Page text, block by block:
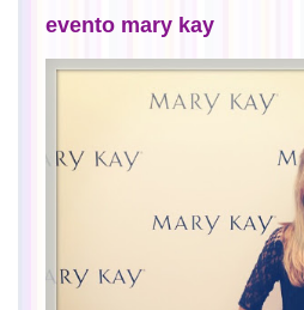
evento mary kay